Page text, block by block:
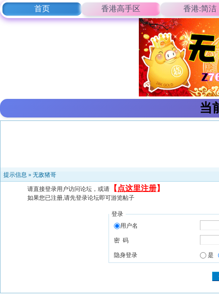
首页 香港高手区 香港:简洁
当
提示信息 » 无敌猪哥
请直接登录用户访问论坛，或请 【 点这里注册】
如果您已注册,请先登录论坛即可游览帖子
登录
用户名
密 码
隐身登录 是